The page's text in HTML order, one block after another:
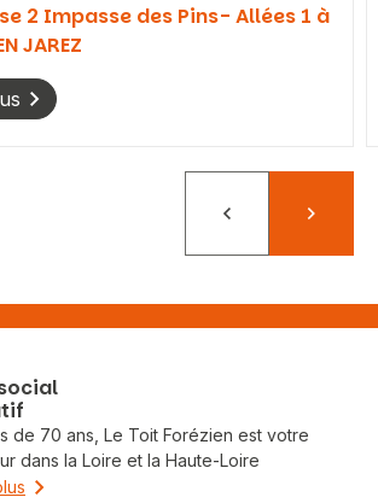
2 Impasse des Pins- Allées 1 à
JAREZ
PrécédentSuivant
de 70 ans, Le Toit Forézien est votre
dans la Loire et la Haute-Loire